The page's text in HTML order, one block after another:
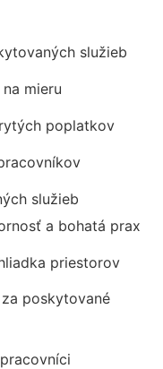
služieb
mieru
poplatkov
služieb
a bohatá prax
priestorov
poskytované